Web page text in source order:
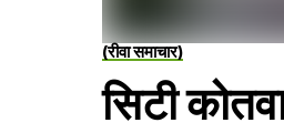
(रीवा समाचार)
सिटी